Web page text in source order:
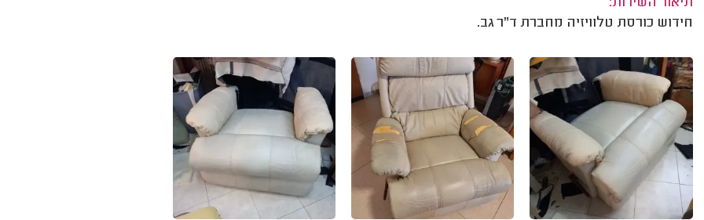
תיאור השירות:
חידוש כורסת טלוויזיה מחברת ד"ר גב.